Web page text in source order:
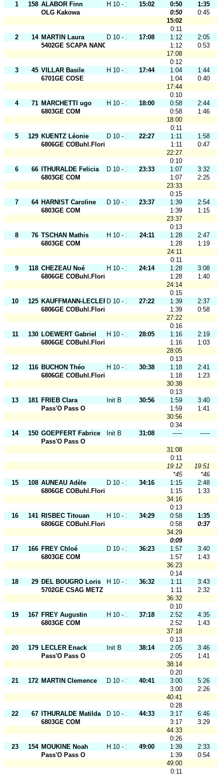
1 158 ALABOR Finn H 10 - 12 15:02 0:50
1:35
OLG Kakowa
0:50
0:45
15:02
0:11
2
14 MARTIN Laura D 10 - 12 17:08 1:12
2:05
5402GE SCAPA NANCY
1:12
0:53
17:08
0:12
3
45 VILLAR Basile H 10 - 12 17:44 1:04
1:44
6701GE COSE
1:04
0:40
17:44
0:10
4
71 MARCHETTI ugo H 10 - 12 18:00 0:58
2:44
6803GE COM
0:58
1:46
18:00
0:11
5
129 KUENTZ Léonie D 10 - 12 22:27 1:11
1:58
6806GE COBuhl.Florival
1:11
0:47
22:27
0:10
6
66 ITHURALDE Felicia D 10 - 12 23:33 1:07
3:32
6803GE COM
1:07
2:25
23:33
0:15
7
64 HARNIST Caroline D 10 - 12 23:37 1:39
2:54
6803GE COM
1:39
1:15
23:37
0:13
8
76 TSCHAN Mathis H 10 - 12 24:11 1:28
2:47
6803GE COM
1:28
1:19
24:11
0:11
9
118 CHEZEAU Noé H 10 - 12 24:14 1:28
3:08
6806GE COBuhl.Florival
1:28
1:40
24:14
0:15
10
125 KAUFFMANN-LECLERC Eolia
D 10 - 12 27:22 1:39
2:37
6806GE COBuhl.Florival
1:39
0:58
27:22
0:16
11
130 LOEWERT Gabriel H 10 - 12 28:05 1:16
2:19
6806GE COBuhl.Florival
1:16
1:03
28:05
0:13
12
116 BUCHON Théo H 10 - 12 30:38 1:18
2:41
6806GE COBuhl.Florival
1:18
1:23
30:38
0:13
13
181 FRIEB Clara Init B 30:56 1:59
3:40
Pass'O Pass O
1:59
1:41
30:56
0:34
14
150 GOEPFERT Fabrice Init B 31:08 -----
-----
Pass'O Pass O
31:08
0:11
19:12
19:51
*45
*46
15
108 AUNEAU Adèle D 10 - 12 34:16 1:15
2:48
6806GE COBuhl.Florival
1:15
1:33
34:16
0:13
16
141 RISBEC Titouan H 10 - 12 34:29 0:58
1:35
6806GE COBuhl.Florival
0:58
0:37
34:29
0:09
17
166 FREY Chloé D 10 - 12 36:23 1:57
3:40
6803GE COM
1:57
1:43
36:23
0:14
18
29 DEL BOUGRO Loris H 10 - 12 36:32 1:11
3:43
5702GE CSAG METZ
1:11
2:32
36:32
0:10
19
167 FREY Augustin H 10 - 12 37:18 2:52
4:35
6803GE COM
2:52
1:43
37:18
0:13
20
179 LECLER Enack Init B 38:14 2:05
3:46
Pass'O Pass O
2:05
1:41
38:14
0:20
21
172 MARTIN Clemence D 10 - 12 40:41 3:00
5:26
3:00
2:26
40:41
0:28
22
67 ITHURALDE Matilda D 10 - 12 44:33 3:17
6:46
6803GE COM
3:17
3:29
44:33
0:26
23
154 MOUKINE Noah H 10 - 12 49:00 1:39
2:33
Pass'O Pass O
1:39
0:54
49:00
0:11